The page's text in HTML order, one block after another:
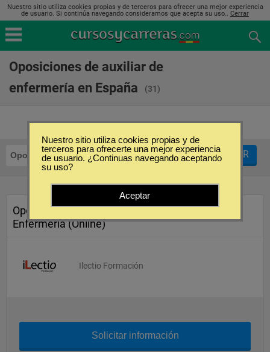
Nuestro sitio utiliza cookies propias y de terceros para ofrecer una mejor experiencia
de usuario. Si continúa navegando consideramos que acepta su uso.. Cerrar
Oposiciones de auxiliar de
enfermería en España
(31)
Oposiciones Auxiliar de Enfermería FILTRAR
Oposición en Auxiliar de
Enfermería (Online)
Ilectio Formación
Solicitar información
Nuestro sitio utiliza cookies propias y de
terceros para ofrecerte una mejor experiencia
de usuario. ¿Continuas navegando aceptando
su uso?
Aceptar